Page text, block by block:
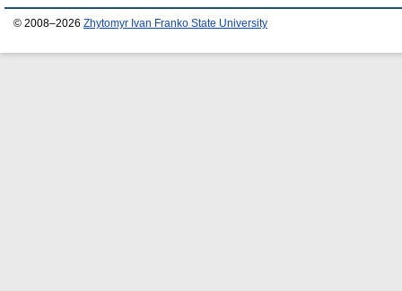
© 2008–2026 Zhytomyr Ivan Franko State University